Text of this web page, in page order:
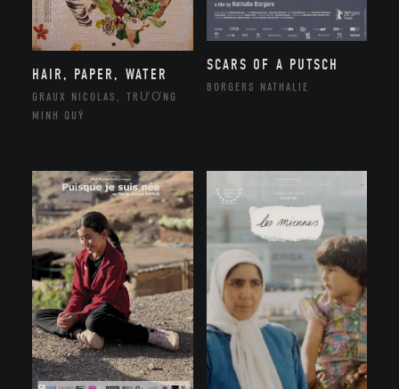
HAIR, PAPER, WATER
GRAUX NICOLAS, TRƯƠNG
MINH QUÝ
SCARS OF A PUTSCH
BORGERS NATHALIE